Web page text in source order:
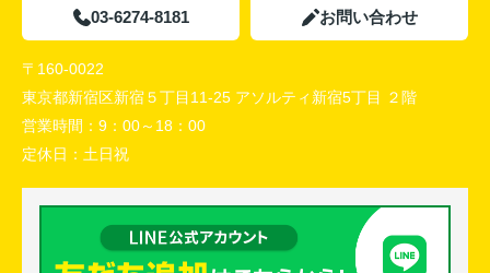
03-6274-8181 お問い合わせ
〒160-0022
東京都新宿区新宿５丁目11-25 アソルティ新宿5丁目 ２階
営業時間： 9：00～18：00
定休日： 土日祝